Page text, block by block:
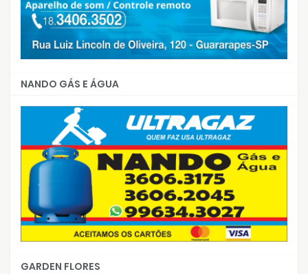
NANDO GÁS E ÁGUA
GARDEN FLORES